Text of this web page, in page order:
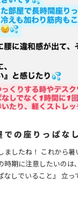
の座りっぱな
ましたね！ これから
時期に注意したいのは
なしでいること』 立っ